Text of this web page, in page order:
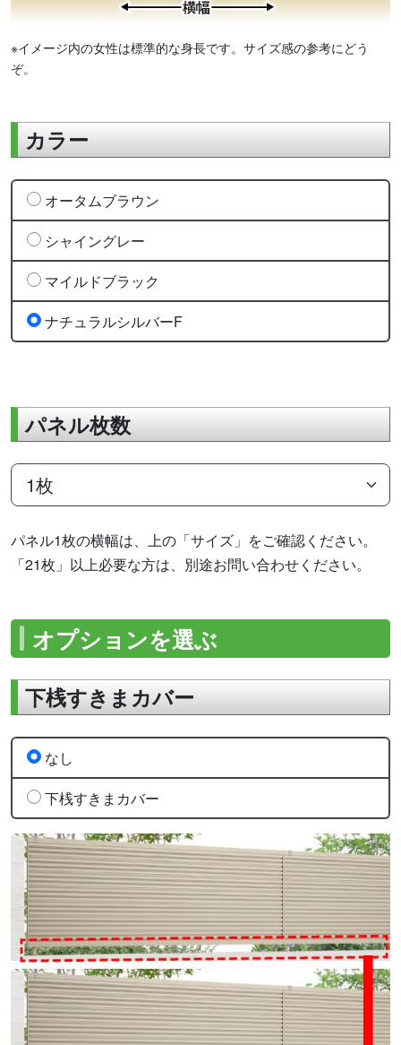
※イメージ内の女性は標準的な身長です。サイズ感の参考にどう
ぞ。
カラー
オータムブラウン
シャイングレー
マイルドブラック
ナチュラルシルバーF
パネル枚数
パネル1枚の横幅は、上の「サイズ」をご確認ください。
「21枚」以上必要な方は、別途お問い合わせください。
オプションを選ぶ
下桟すきまカバー
なし
下桟すきまカバー